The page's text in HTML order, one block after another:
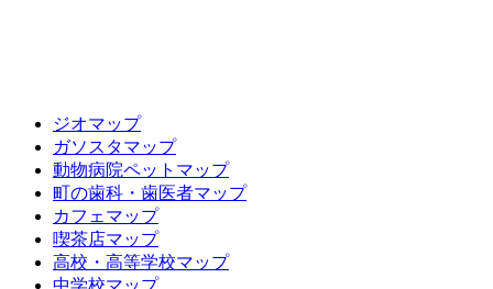
ジオマップ
ガソスタマップ
動物病院ペットマップ
町の歯科・歯医者マップ
カフェマップ
喫茶店マップ
高校・高等学校マップ
中学校マップ